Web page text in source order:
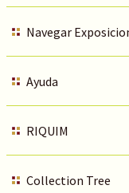
Navegar
Ayuda
RIQUIM
Collection Tree